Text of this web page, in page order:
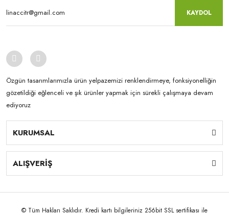
KAYDOL
Özgün tasarımlarımızla ürün yelpazemizi renklendirmeye, fonksiyonelliğin
gözetildiği eğlenceli ve şık ürünler yapmak için sürekli çalışmaya devam
ediyoruz
KURUMSAL
ALIŞVERİŞ
© Tüm Hakları Saklıdır. Kredi kartı bilgileriniz 256bit SSL sertifikası ile